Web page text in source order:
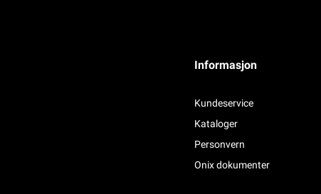
Informasjon
Kundeservice
Kataloger
Personvern
Onix dokumenter